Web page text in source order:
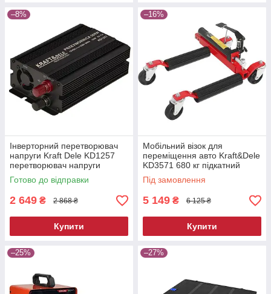
–8%
Інверторний перетворювач
напруги Kraft Dele KD1257
перетворювач напруги
автомобільний
Готово до відправки
2 649 ₴ 2 868 ₴
Купити
–16%
Мобільний візок для
переміщення авто Kraft&Dele
KD3571 680 кг підкатний
ролик для автосервісу
Під замовлення
5 149 ₴ 6 125 ₴
Купити
–25% –27%